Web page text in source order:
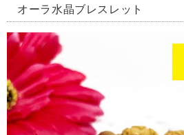
オーラ水晶ブレスレット